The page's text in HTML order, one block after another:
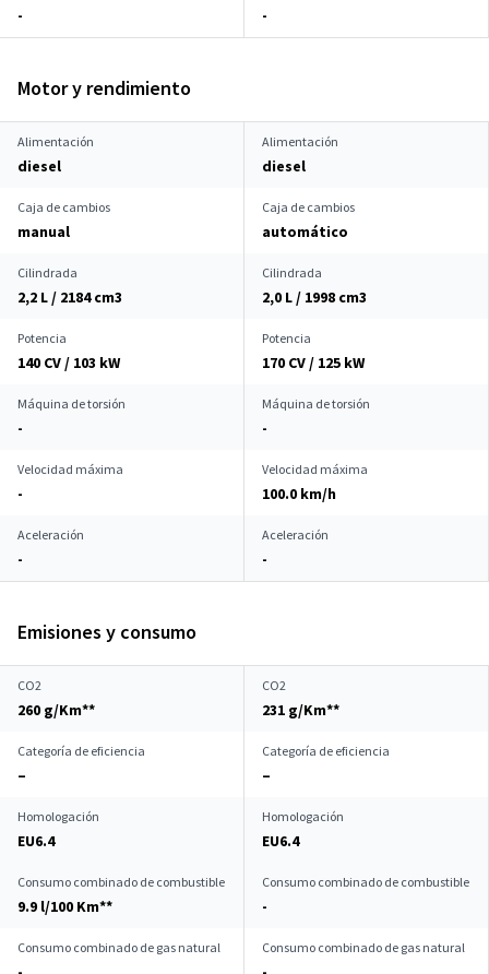
- -
Motor y rendimiento
Alimentación
diesel
Alimentación
diesel
Caja de cambios
manual
Caja de cambios
automático
Cilindrada
2,2 L / 2184 cm3
Cilindrada
2,0 L / 1998 cm3
Potencia
140 CV / 103 kW
Potencia
170 CV / 125 kW
Máquina de torsión
-
Máquina de torsión
-
Velocidad máxima
-
Velocidad máxima
100.0 km/h
Aceleración
-
Aceleración
-
Emisiones y consumo
CO2
260 g/Km**
CO2
231 g/Km**
Categoría de eficiencia
–
Categoría de eficiencia
–
Homologación
EU6.4
Homologación
EU6.4
Consumo combinado de combustible
9.9 l/100 Km**
Consumo combinado de combustible
-
Consumo combinado de gas natural Consumo combinado de gas natural